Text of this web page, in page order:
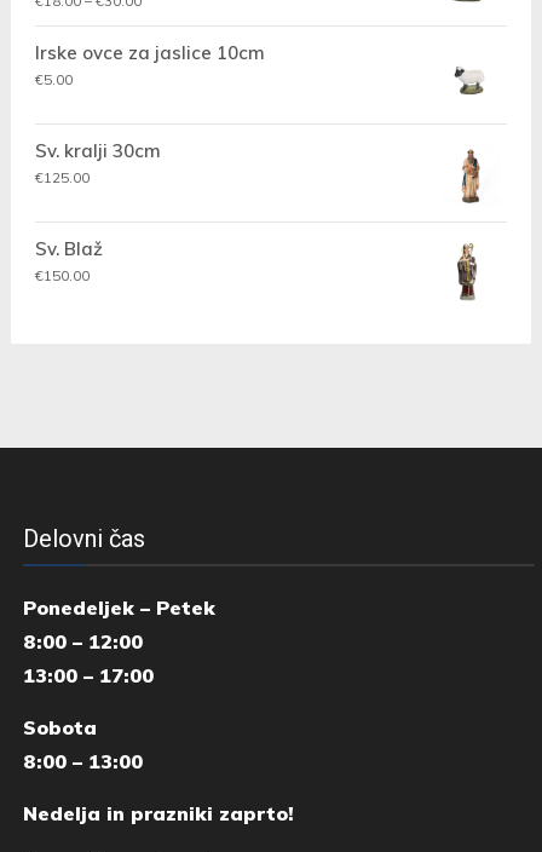
5.00od 5
razpon:
od
€30.00
Irske ovce za jaslice 10cm
€5.00
Sv. kralji 30cm
€125.00
Sv. Blaž
€150.00
Delovni čas
Ponedeljek – Petek
8:00 – 12:00
13:00 – 17:00
Sobota
8:00 – 13:00
Nedelja in prazniki zaprto!